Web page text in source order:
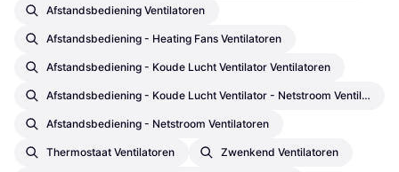
Afstandsbediening Ventilatoren
Afstandsbediening - Heating Fans Ventilatoren
Afstandsbediening - Koude Lucht Ventilator Ventilatoren
Afstandsbediening - Koude Lucht Ventilator - Netstroom Ventilatoren
Afstandsbediening - Netstroom Ventilatoren
Thermostaat Ventilatoren Zwenkend Ventilatoren